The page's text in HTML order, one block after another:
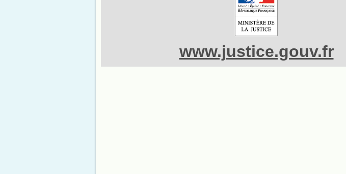
www.justice.gouv.fr